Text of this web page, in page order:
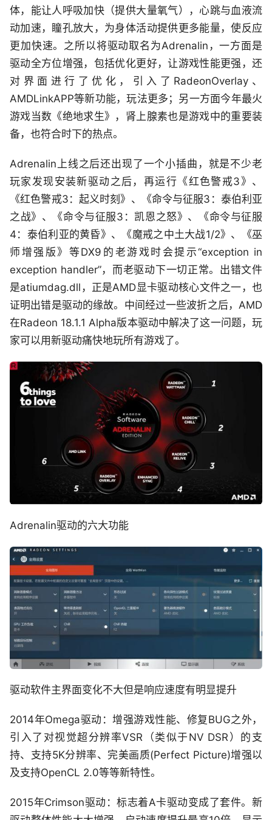
体，能让人呼吸加快（提供大量氧气），心跳与血液流
动加速，瞳孔放大，为身体活动提供更多能量，使反应
更加快速。之所以将驱动取名为Adrenalin，一方面是
驱动全方位增强，包括优化更好，让游戏性能更强，还
对界面进行了优化，引入了RadeonOverlay、
AMDLinkAPP等新功能，玩法更多；另一方面今年最火
游戏当数《绝地求生》，肾上腺素也是游戏中的重要装
备，也符合时下的热点。
Adrenalin上线之后还出现了一个小插曲，就是不少老
玩家发现安装新驱动之后，再运行《红色警戒3》、
《红色警戒3：起义时刻》、《命令与征服3：泰伯利亚
之战》、《命令与征服3：凯恩之怒》、《命令与征服
4：泰伯利亚的黄昏》、《魔戒之中土大战1/2》、《巫
师增强版》等DX9的老游戏时会提示“exception in
exception handler”，而老驱动下一切正常。出错文件
是atiumdag.dll，正是AMD显卡驱动核心文件之一，也
证明出错是驱动的缘故。中间经过一些波折之后，AMD
在Radeon 18.1.1 Alpha版本驱动中解决了这一问题，玩
家可以用新驱动痛快地玩所有游戏了。
Adrenalin驱动的六大功能
驱动软件主界面变化不大但是响应速度有明显提升
2014年Omega驱动：增强游戏性能、修复BUG之外，
引入了对视觉超分辨率VSR（类似于NV DSR）的支
持、支持5K分辨率、完美画质(Perfect Picture)增强以
及支持OpenCL 2.0等等新特性。
2015年Crimson驱动：标志着A卡驱动变成了套件。新